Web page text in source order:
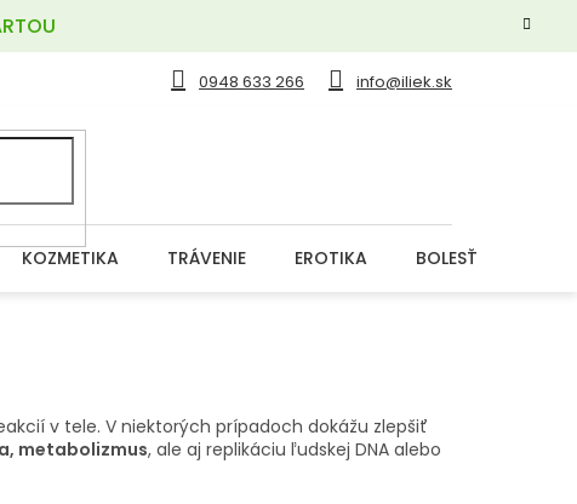
0948 633 266 info@iliek.sk
KOZMETIKA TRÁVENIE EROTIKA BOLESŤ
v tele. V niektorých prípadoch dokážu zlepšiť
metabolizmus, ale aj replikáciu ľudskej DNA alebo